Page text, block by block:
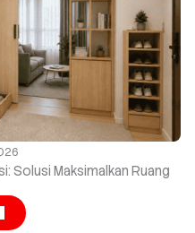
Solusi Maksimalkan Ruang